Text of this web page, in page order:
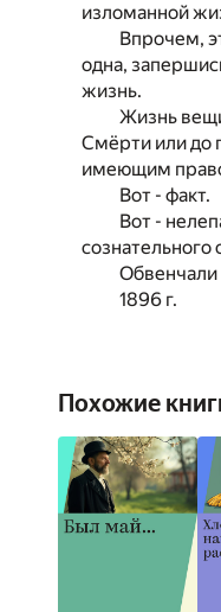
изломанной
Впрочем,
одна,
жизнь.
Жизнь
Смёрти или до
имеющим
Вот - факт.
Вот -
сознательного
Обвенчали
1896 г.
Похожие